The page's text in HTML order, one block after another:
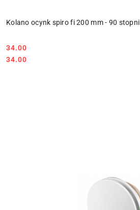
Kolano ocynk spiro fi 200 mm - 90 stopni
Cena:
34.00
Cena:
34.00